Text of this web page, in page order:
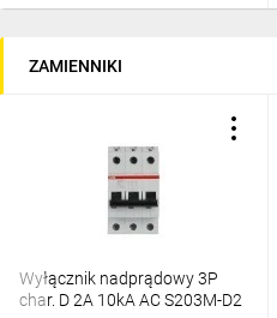
ZAMIENNIKI
Wyłącznik nadprądowy 3P
char. D 2A 10kA AC S203M-D2